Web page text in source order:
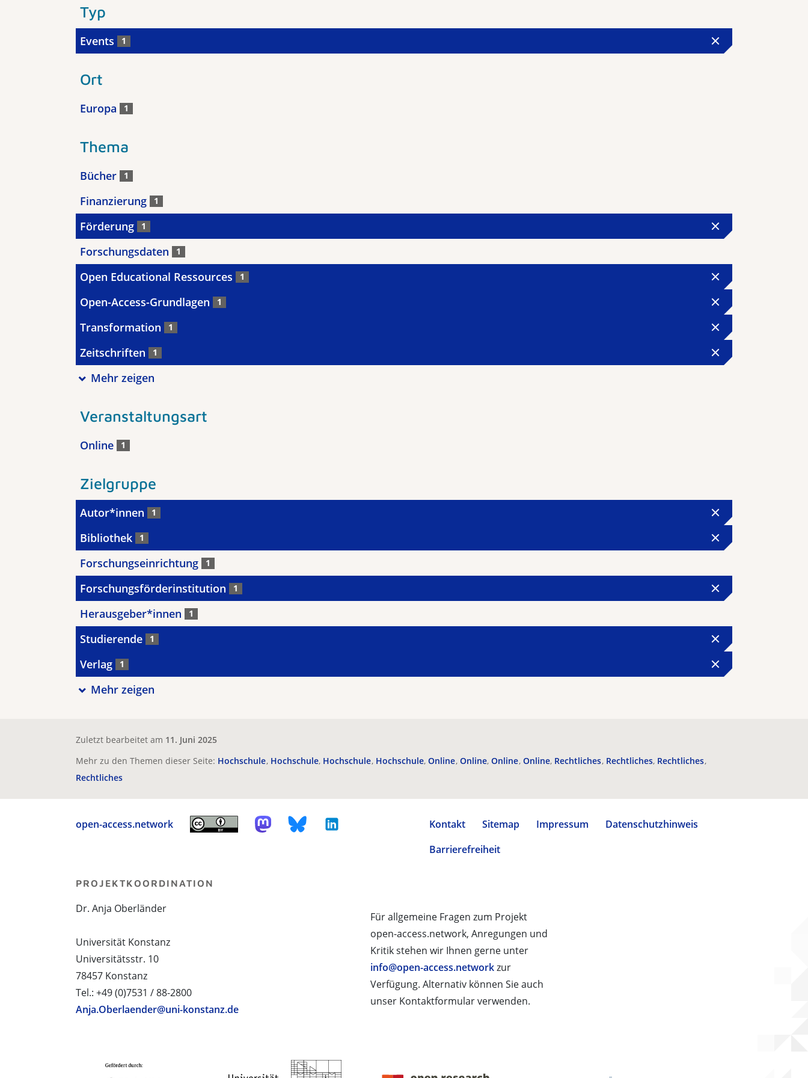
Typ
Events 1
Ort
Europa 1
Thema
Bücher 1
Finanzierung 1
Förderung 1
Forschungsdaten 1
Open Educational Ressources 1
Open-Access-Grundlagen 1
Transformation 1
Zeitschriften 1
Mehr zeigen
Veranstaltungsart
Online 1
Zielgruppe
Autor*innen 1
Bibliothek 1
Forschungseinrichtung 1
Forschungsförderinstitution 1
Herausgeber*innen 1
Studierende 1
Verlag 1
Mehr zeigen
Zuletzt bearbeitet am 11. Juni 2025
Mehr zu den Themen dieser Seite: Hochschule Hochschule Hochschule Hochschule Online Online Online Online Rechtliches Rechtliches Rechtliches
Rechtliches
open-access.network Kontakt Sitemap Impressum
Datenschutzhinweis
Barrierefreiheit
Für allgemeine Fragen zum Projekt
open-access.network, Anregungen und
Kritik stehen wir Ihnen gerne unter
info@open-access.networkzur
Verfügung. Alternativ können Sie auch
unser Kontaktformular verwenden.
PROJEKTKOORDINATION
Dr. Anja Oberländer
Universität Konstanz
Universitätsstr. 10
78457 Konstanz
Tel.: +49 (0)7531 / 88-2800
Anja.Oberlaender@uni-konstanz.de